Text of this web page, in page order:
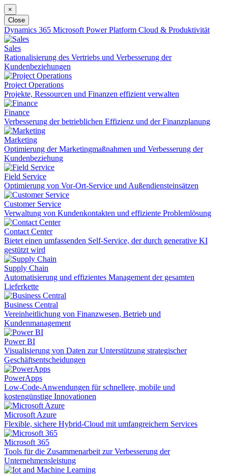
×
Close
Dynamics 365 Microsoft Power Platform Cloud & Produktivität
Sales
Rationalisierung des Vertriebs und Verbesserung der
Kundenbeziehungen
Project Operations
Projekte, Ressourcen und Finanzen effizient verwalten
Finance
Verbesserung der betrieblichen Effizienz und der Finanzplanung
Marketing
Optimierung der Marketingmaßnahmen und Verbesserung der
Kundenbeziehung
Field Service
Optimierung von Vor-Ort-Service und Außendiensteinsätzen
Customer Service
Verwaltung von Kundenkontakten und effiziente Problemlösung
Contact Center
Bietet einen umfassenden Self-Service, der durch generative KI
gestützt wird
Supply Chain
Automatisierung und effizientes Management der gesamten
Lieferkette
Business Central
Vereinheitlichung von Finanzwesen, Betrieb und
Kundenmanagement
Power BI
Visualisierung von Daten zur Unterstützung strategischer
Geschäftsentscheidungen
PowerApps
Low-Code-Anwendungen für schnellere, mobile und
kostengünstige Innovationen
Microsoft Azure
Flexible, sichere Hybrid-Cloud mit umfangreichern Services
Microsoft 365
Tools für die Zusammenarbeit zur Verbesserung der
Unternehmensleistung